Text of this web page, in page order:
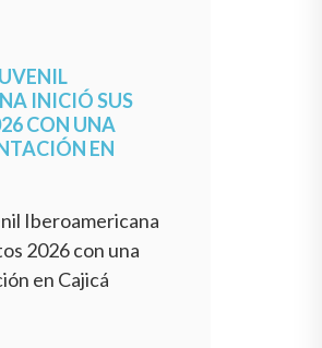
INICIÓ SUS
CON UNA
EN
Iberoamericana
2026 con una
en Cajicá